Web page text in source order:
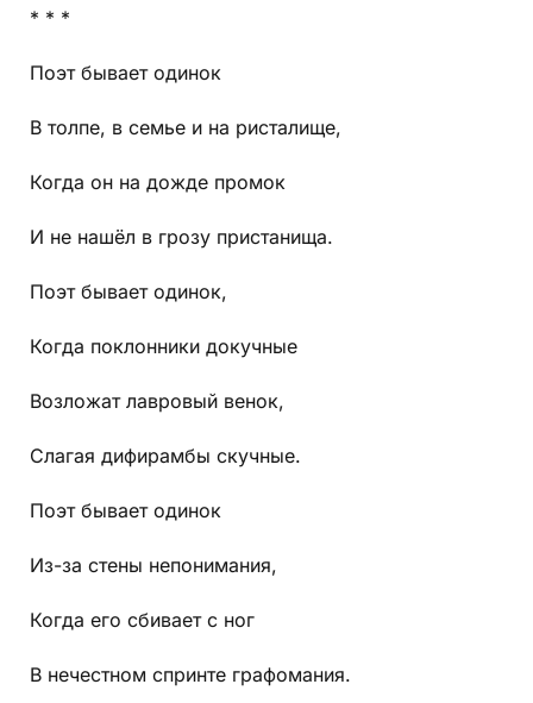
* * *
Поэт бывает одинок
В толпе, в семье и на ристалище,
Когда он на дожде промок
И не нашёл в грозу пристанища.
Поэт бывает одинок,
Когда поклонники докучные
Возложат лавровый венок,
Слагая дифирамбы скучные.
Поэт бывает одинок
Из-за стены непонимания,
Когда его сбивает с ног
В нечестном спринте графомания.